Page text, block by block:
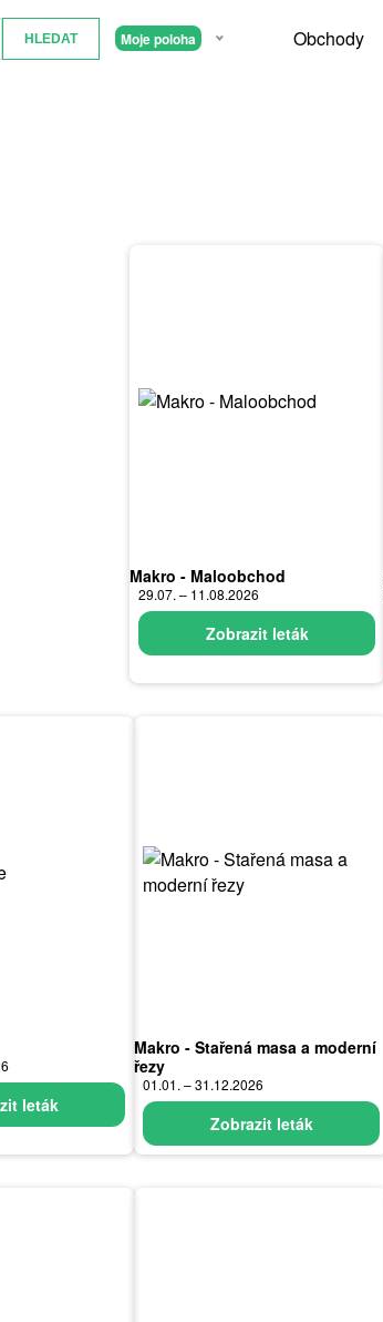
Moje poloha Obchody
Makro - Maloobchod
29.07. – 11.08.2026
Zobrazit leták
leták
Makro - Stařená masa a moderní
řezy
01.01. – 31.12.2026
Zobrazit leták